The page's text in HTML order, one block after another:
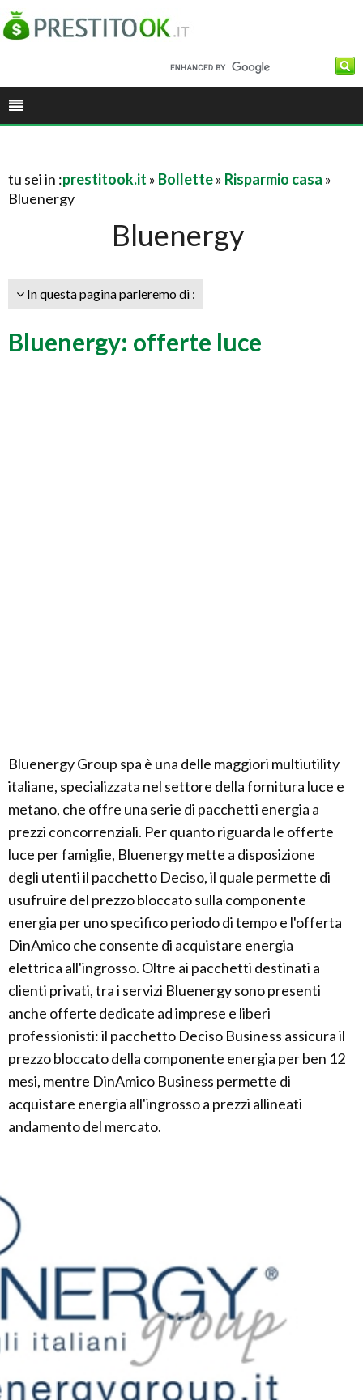
tu sei in :prestitook.it » Bollette» Risparmio casa »
Bluenergy
Bluenergy
In questa pagina parleremo di :
Bluenergy: offerte luce
Bluenergy Group spa è una delle maggiori multiutility
italiane, specializzata nel settore della fornitura luce e
metano, che offre una serie di pacchetti energia a
prezzi concorrenziali. Per quanto riguarda le offerte
luce per famiglie, Bluenergy mette a disposizione
degli utenti il pacchetto Deciso, il quale permette di
usufruire del prezzo bloccato sulla componente
energia per uno specifico periodo di tempo e l'offerta
DinAmico che consente di acquistare energia
elettrica all'ingrosso. Oltre ai pacchetti destinati a
clienti privati, tra i servizi Bluenergy sono presenti
anche offerte dedicate ad imprese e liberi
professionisti: il pacchetto Deciso Business assicura il
prezzo bloccato della componente energia per ben 12
mesi, mentre DinAmico Business permette di
acquistare energia all'ingrosso a prezzi allineati
andamento del mercato.